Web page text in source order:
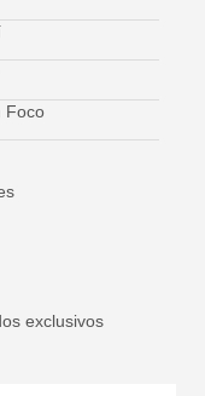
Foco
exclusivos